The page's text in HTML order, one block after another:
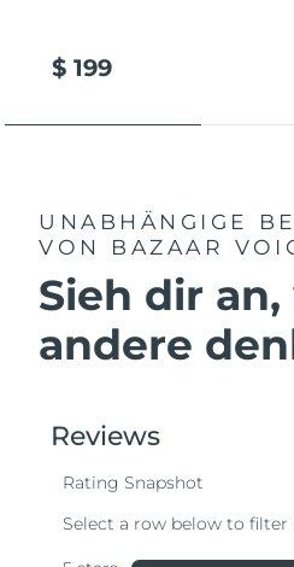
$ 199
UNABHÄNGIGE
VON BAZAAR
Sieh dir an,
andere